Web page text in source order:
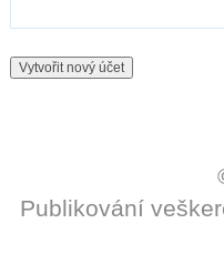
Publikování